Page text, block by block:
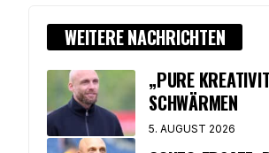
WEITERE NACHRICHTEN
„PURE
CHWÄRMEN
5. AUGUST 2026